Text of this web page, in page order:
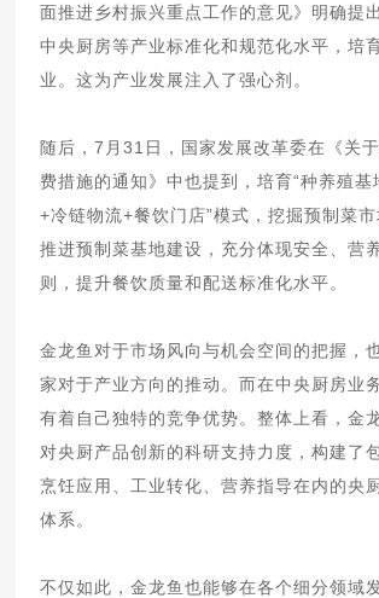
面推进乡村振兴重点工作的意见》明确提
中央厨房等产业标准化和规范化水平，培
业。这为产业发展注入了强心剂。
随后，7月31日，国家发展改革委在《关
费措施的通知》中也提到，培育“种养殖基
+冷链物流+餐饮门店”模式，挖掘预制菜
推进预制菜基地建设，充分体现安全、营
则，提升餐饮质量和配送标准化水平。
金龙鱼对于市场风向与机会空间的把握，
家对于产业方向的推动。而在中央厨房业
有着自己独特的竞争优势。整体上看，金
对央厨产品创新的科研支持力度，构建了
烹饪应用、工业转化、营养指导在内的央
体系。
不仅如此，金龙鱼也能够在各个细分领域